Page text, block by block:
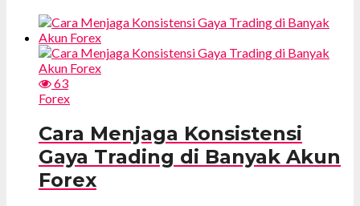
63
Forex
Cara Menjaga Konsistensi
Gaya Trading di Banyak Akun
Forex